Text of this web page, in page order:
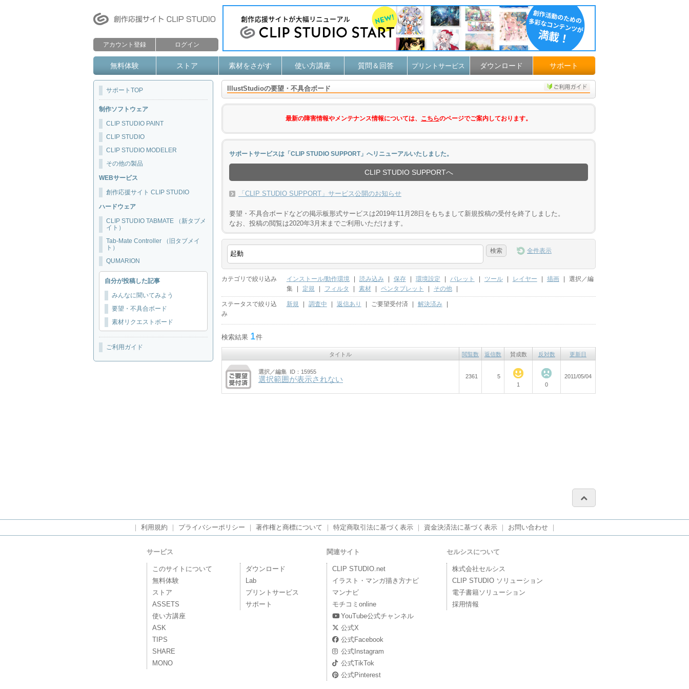
アカウント登録 ログイン
無料体験 ストア 素材をさがす 使い方講座 質問＆回答 プリントサービス ダウンロード サポート
サポートTOP
制作ソフトウェア
CLIP STUDIO PAINT
CLIP STUDIO
CLIP STUDIO MODELER
その他の製品
WEBサービス
創作応援サイト CLIP STUDIO
ハードウェア
CLIP STUDIO TABMATE （新タブメ
イト）
Tab-Mate Controller （旧タブメイ
ト）
QUMARION
自分が投稿した記事
みんなに聞いてみよう
要望・不具合ボード
素材リクエストボード
ご利用ガイド
IllustStudioの要望・不具合ボード
最新の障害情報やメンテナンス情報については、 こちらのページでご案内しております。
サポートサービスは「CLIP STUDIO SUPPORT」へリニューアルいたしました。
CLIP STUDIO SUPPORTへ
「CLIP STUDIO SUPPORT」サービス公開のお知らせ
要望・不具合ボードなどの掲示板形式サービスは2019年11月28日をもちまして新規投稿の受付を終了しました。
なお、投稿の閲覧は2020年3月末までご利用いただけます。
全件表示
カテゴリで絞り込み インストール/動作環境 読み込み 保存 環境設定 パレット ツール レイヤー 描画
選択／編
集
定規 フィルタ 素材 ペンタブレット その他
ステータスで絞り込
み
新規 調査中 返信あり ご要望受付済 解決済み
検索結果 1件
タイトル 閲覧数 返信数 賛成数 反対数 更新日
選択／編集 ID：15955
選択範囲が表示されない 2361
5
1
0
2011/05/04
利用規約 プライバシーポリシー 著作権と商標について 特定商取引法に基づく表示 資金決済法に基づく表示 お問い合わせ
サービス
このサイトについて
無料体験
ストア
ASSETS
使い方講座
ASK
TIPS
SHARE
MONO
ダウンロード
Lab
プリントサービス
サポート
関連サイト
CLIP STUDIO.net
イラスト・マンガ描き方ナビ
マンナビ
モチコミonline
YouTube公式チャンネル
公式X
公式Facebook
公式Instagram
公式TikTok
公式Pinterest
セルシスについて
株式会社セルシス
CLIP STUDIO ソリューション
電子書籍ソリューション
採用情報